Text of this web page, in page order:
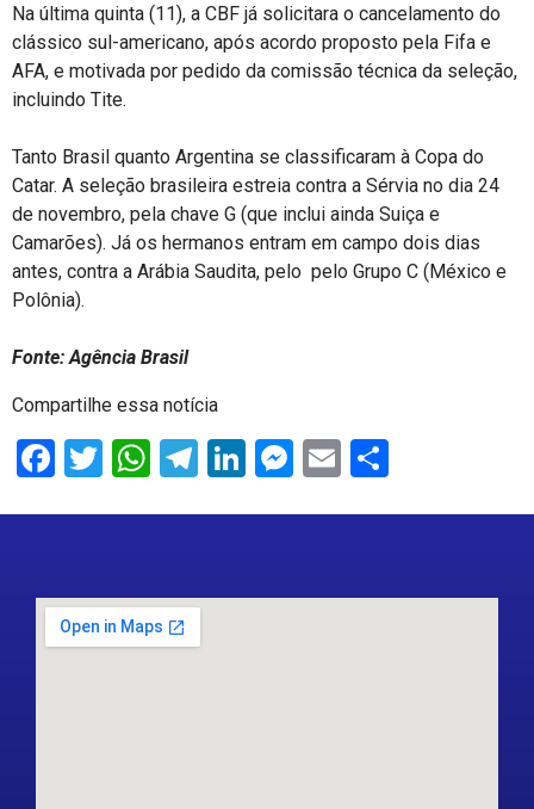
Na última quinta (11), a CBF já solicitara o cancelamento do
clássico sul-americano, após acordo proposto pela Fifa e
AFA, e motivada por pedido da comissão técnica da seleção,
incluindo Tite.
Tanto Brasil quanto Argentina se classificaram à Copa do
Catar. A seleção brasileira estreia contra a Sérvia no dia 24
de novembro, pela chave G (que inclui ainda Suiça e
Camarões). Já os hermanos entram em campo dois dias
antes, contra a Arábia Saudita, pelo pelo Grupo C (México e
Polônia).
Fonte: Agência Brasil
Compartilhe essa notícia
Facebook
Twitter
WhatsApp
Telegram
LinkedIn
Messenger
Email